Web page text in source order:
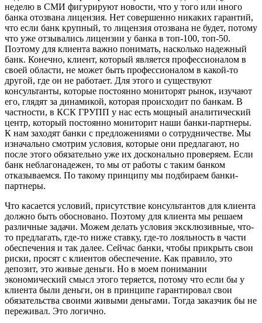
неделю в СМИ фигурируют новости, что у того или иного
банка отозвана лицензия. Нет совершенно никаких гарантий,
что если банк крупный, то лицензия отозвана не будет, потому
что уже отзывались лицензии у банка в топ-100, топ-50.
Поэтому для клиента важно понимать, насколько надежный
банк. Конечно, клиент, который является профессионалом в
своей области, не может быть профессионалом в какой-то
другой, где он не работает. Для этого и существуют
консультанты, которые постоянно мониторят рынок, изучают
его, глядят за динамикой, которая происходит по банкам. В
частности, в КСК ГРУПП у нас есть мощный аналитический
центр, который постоянно мониторит наши банки-партнеры.
К нам заходят банки с предложениями о сотрудничестве. Мы
изначально смотрим условия, которые они предлагают, но
после этого обязательно уже их досконально проверяем. Если
банк неблагонадежен, то мы от работы с таким банком
отказываемся. По такому принципу мы подбираем банки-
партнеры.
Что касается условий, присутствие консультантов для клиента
должно быть обосновано. Поэтому для клиента мы решаем
различные задачи. Можем делать условия эксклюзивные, что-
то предлагать, где-то ниже ставку, где-то лояльность в части
обеспечения и так далее. Сейчас банки, чтобы прикрыть свои
риски, просят с клиентов обеспечение. Как правило, это
депозит, это живые деньги. Но в моем понимании
экономический смысл этого теряется, потому что если бы у
клиента были деньги, он в принципе гарантировал свои
обязательства своими живыми деньгами. Тогда заказчик бы не
переживал. Это логично.